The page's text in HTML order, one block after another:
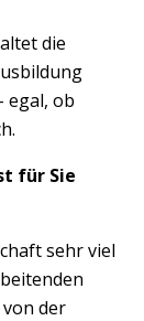
die
egal, ob
für Sie
sehr viel
der